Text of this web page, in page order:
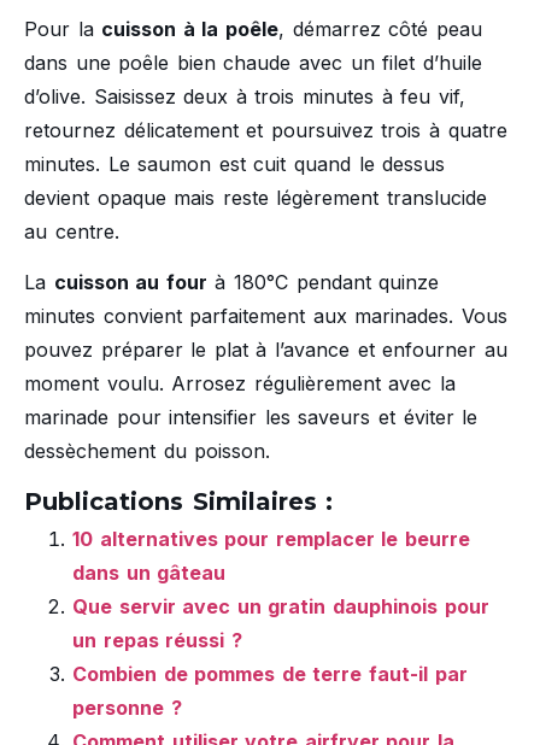
Pour la cuisson à la poêle, démarrez côté peau
dans une poêle bien chaude avec un filet d’huile
d’olive. Saisissez deux à trois minutes à feu vif,
retournez délicatement et poursuivez trois à quatre
minutes. Le saumon est cuit quand le dessus
devient opaque mais reste légèrement translucide
au centre.
La cuisson au four à 180°C pendant quinze
minutes convient parfaitement aux marinades. Vous
pouvez préparer le plat à l’avance et enfourner au
moment voulu. Arrosez régulièrement avec la
marinade pour intensifier les saveurs et éviter le
dessèchement du poisson.
Publications Similaires :
10 alternatives pour remplacer le beurre
dans un gâteau
Que servir avec un gratin dauphinois pour
un repas réussi ?
Combien de pommes de terre faut-il par
personne ?